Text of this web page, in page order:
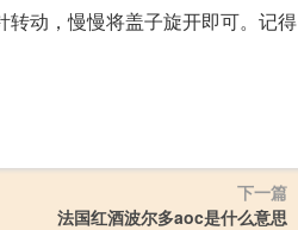
动，慢慢将盖子旋开即可。记得
下一篇
法国红酒波尔多aoc是什么意思